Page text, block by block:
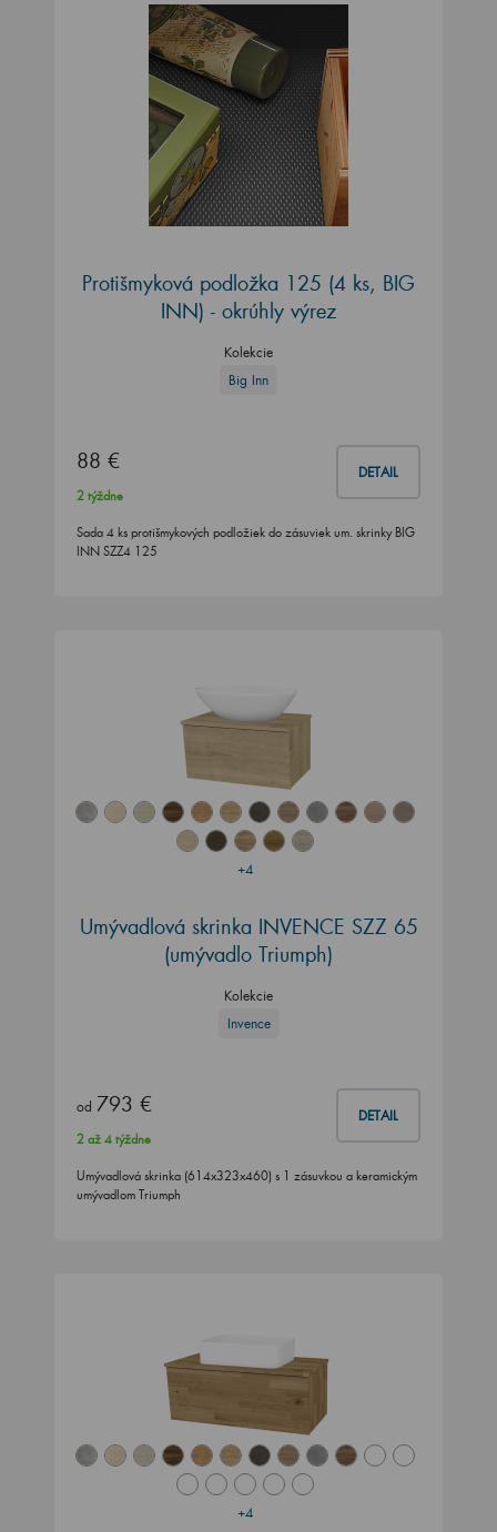
Protišmyková podložka 125 (4 ks, BIG
INN) - okrúhly výrez
Kolekcie
Big Inn
88 € DETAIL
2 týždne
Sada 4 ks protišmykových podložiek do zásuviek um. skrinky BIG
INN SZZ4 125
+4
Umývadlová skrinka INVENCE SZZ 65
(umývadlo Triumph)
Kolekcie
Invence
od 793 € DETAIL
2 až 4 týždne
Umývadlová skrinka (614x323x460) s 1 zásuvkou a keramickým
umývadlom Triumph
+4